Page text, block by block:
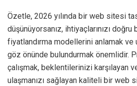
Özetle, 2026 yılında bir web sitesi
düşünüyorsanız, ihtiyaçlarınızı
fiyatlandırma modellerini anlamak
göz önünde bulundurmak önemlidir.
çalışmak, beklentilerinizi karşılayan
ulaşmanızı sağlayan kaliteli bir web